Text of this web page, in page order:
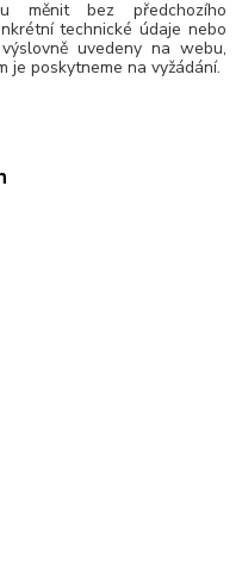
měnit bez předchozího
technické údaje nebo
uvedeny na webu,
je poskytneme na vyžádání.